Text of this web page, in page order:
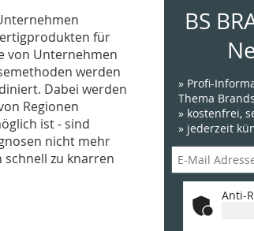
für
von Unternehmen
werden
Dabei werden
Regionen
ist - sind
nicht mehr
zu knarren
BS
» Profi-
Thema
» kostenfrei,
» jederzeit
Anti-